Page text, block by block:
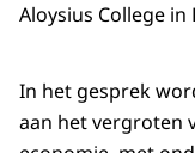
Aloysius College in
In het gesprek
aan het vergroten